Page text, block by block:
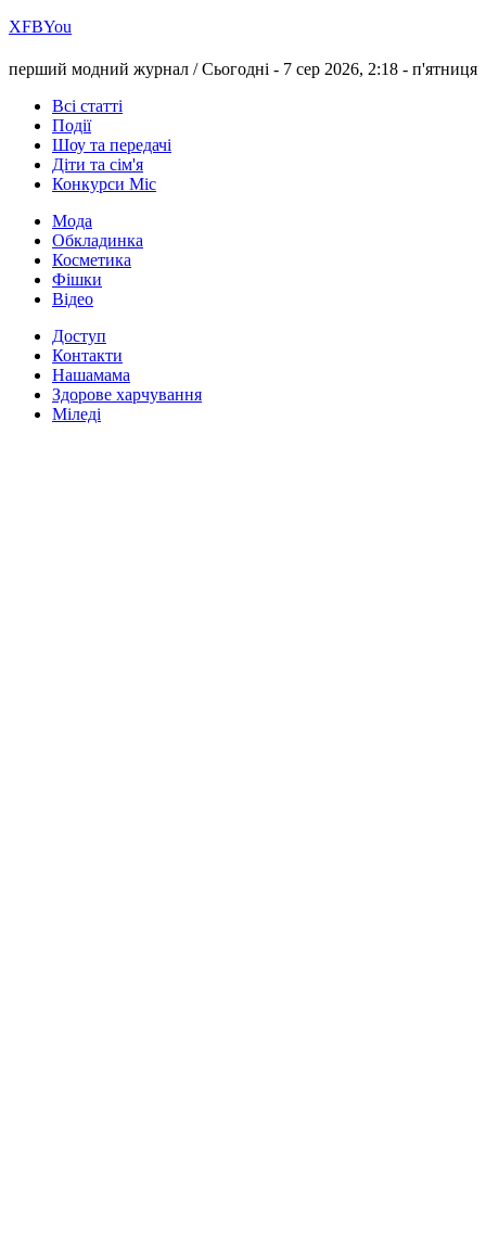
ХFBYou
перший модний журнал /Сьогодні - 7 сер 2026, 2:18 - п'ятниця
Всі статті
Події
Шоу та передачі
Діти та сім'я
Конкурси Міс
Мода
Обкладинка
Косметика
Фішки
Відео
Доступ
Контакти
Нашамама
Здорове харчування
Міледі